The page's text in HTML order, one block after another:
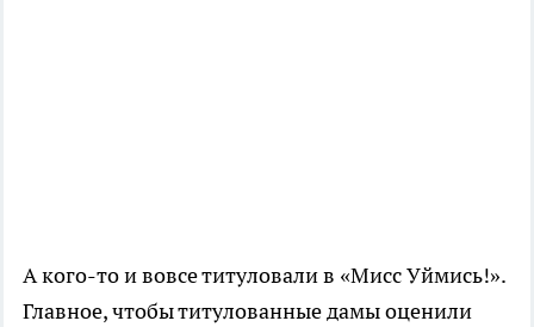
А кого-то и вовсе титуловали в «Мисс Уймись!».
Главное, чтобы титулованные дамы оценили